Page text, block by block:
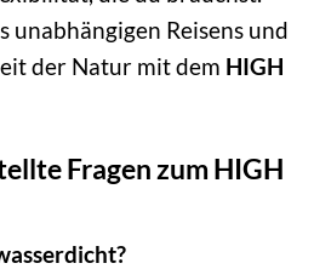
unabhängigen Reisens und
der Natur mit dem HIGH
Fragen zum HIGH